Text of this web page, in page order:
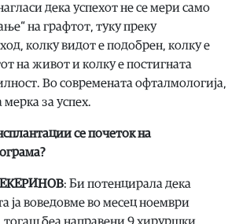
дека успехот не се мери само
на графтот, туку преку
колку видот е подобрен, колку е
на живот и колку е постигната
Во современата офталмологија,
мерка за успех.
се почеток на
: Би потенцирала дека
ја воведовме во месец ноември
тогаш беа направени 9 хируршки